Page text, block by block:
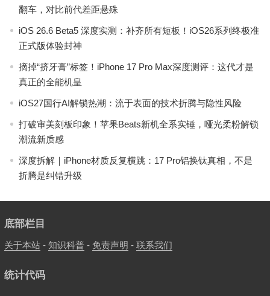
翻车，对比前代差距悬殊
iOS 26.6 Beta5 深度实测：补齐所有短板！iOS26系列终极准
正式版体验封神
摘掉“挤牙膏”标签！iPhone 17 Pro Max深度测评：这代才是
真正的全能机皇
iOS27国行AI解锁热潮：流于表面的技术折腾与隐性风险
打破审美刻板印象！苹果Beats新机全系实锤，哑光柔粉解锁
潮流新质感
深度拆解｜iPhone材质反复横跳：17 Pro铝换钛真相，不是
折腾是纠错升级
底部栏目
关于本站- 知识科普- 免责声明 - 联系我们
统计代码